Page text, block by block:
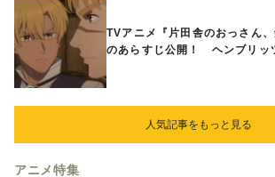
TVアニメ『片田舎のおっさん
のあらすじ公開！ ヘンブリッ
人気記事をもっと見る
アニメ特集